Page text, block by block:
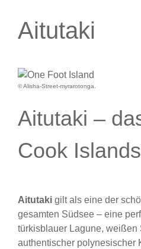
Aitutaki
© Alisha-Street-myrarotonga.
Aitutaki –
Cook Islands
Aitutaki gilt als eine der
gesamten Südsee – eine
türkisblauer Lagune, weißen
authentischer polynesischer